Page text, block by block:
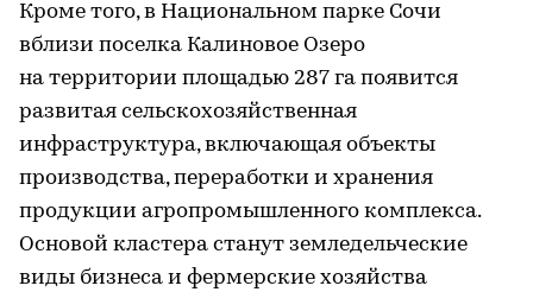
Кроме того, в Национальном парке Сочи
вблизи поселка Калиновое Озеро
на территории площадью 287 га появится
развитая сельскохозяйственная
инфраструктура, включающая объекты
производства, переработки и хранения
продукции агропромышленного комплекса.
Основой кластера станут земледельческие
виды бизнеса и фермерские хозяйства